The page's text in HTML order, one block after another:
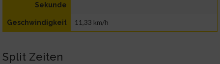
Sekunde
Geschwindigkeit 11,33 km/h
Split Zeiten